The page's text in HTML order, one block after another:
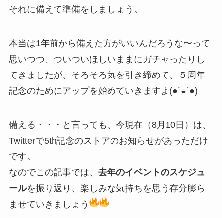
それに備えて準備をしましょう。
本当は1年前から備えた方がいいんだろうな〜って
思いつつ、ついついほしいままにガチャったりし
てきましたが、そろそろ気を引き締めて、５周年
記念のためにアップを始めていきますよ(●´◒`●)
備える・・・と言っても、今現在（8月10日）は、
Twitterで5th記念のストアのお知らせがあっただけ
です。
なのでこの記事では、 去年のイベントのスケジュ
ールを振り返り、楽しみな気持ちを思う存分膨ら
ませていきましょう